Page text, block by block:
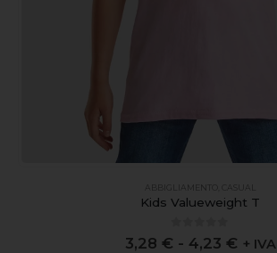
ABBIGLIAMENTO CASUAL
Kids Valueweight T
0 out of 5
3,28 € - 4,23 € + IVA